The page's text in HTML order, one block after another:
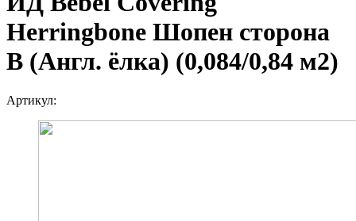
Herringbone Шопен сторона
В (Англ. ёлка) (0,084/0,84 м2)
Артикул: